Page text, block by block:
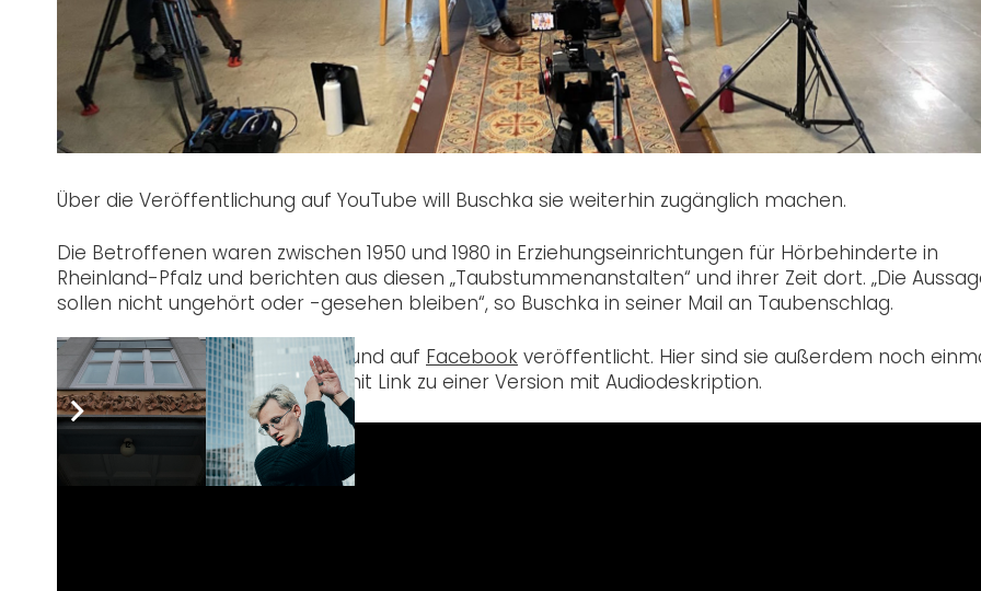
Über die Veröffentlichung auf YouTube will Buschka sie weiterhin zugänglich machen.
Die Betroffenen waren zwischen 1950 und 1980 in Erziehungseinrichtungen für Hörbehinderte in
Rheinland-Pfalz und berichten aus diesen „Taubstummenanstalten“ und ihrer Zeit dort. „Die
sollen nicht ungehört oder -gesehen bleiben“, so Buschka in seiner Mail an Taubenschlag.
Die Filme sind alle auf YouTubeund auf Facebook veröffentlicht. Hier sind sie außerdem noch
einzeln eingebettet, zusätzlich mit Link zu einer Version mit Audiodeskription.